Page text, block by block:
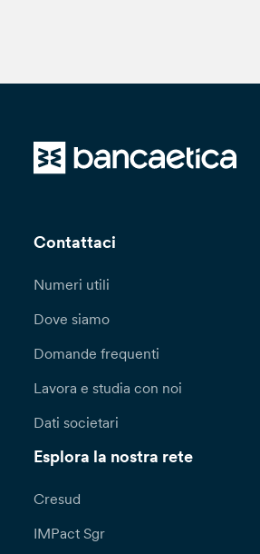
Contattaci
Numeri utili
Dove siamo
Domande frequenti
Lavora e studia con noi
Dati societari
Esplora la nostra rete
Cresud
IMPact Sgr